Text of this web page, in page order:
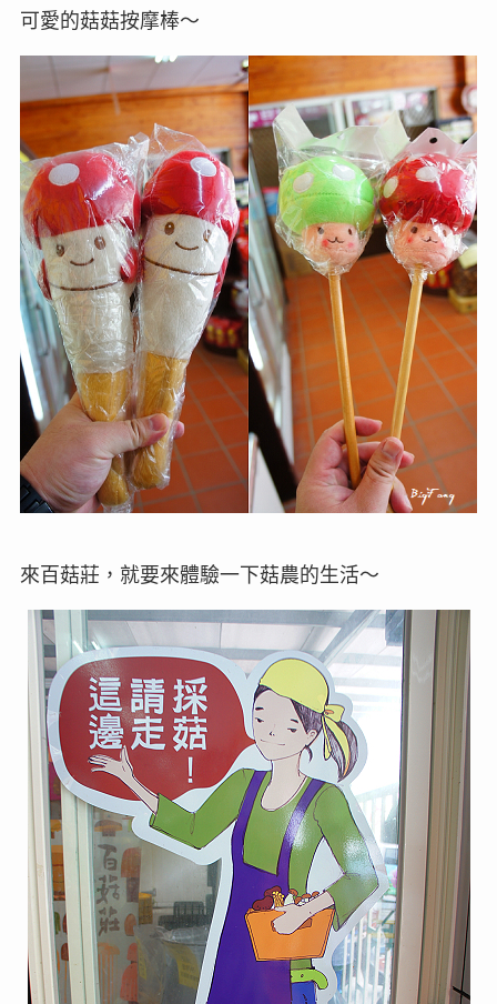
可愛的菇菇按摩棒～
來百菇莊，就要來體驗一下菇農的生活～